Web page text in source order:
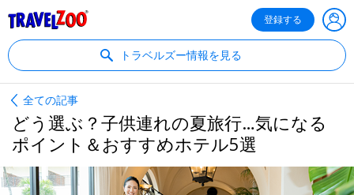
登録する
トラベルズー情報を見る
全ての記事
どう選ぶ？子供連れの夏旅行…気になる
ポイント＆おすすめホテル5選